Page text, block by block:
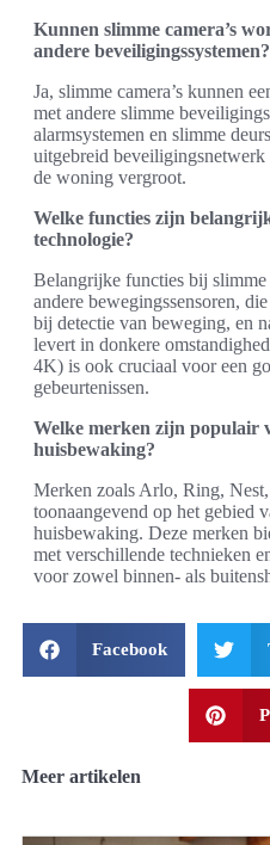
Kunnen slimme camera’s
andere beveiligingssystemen?
Ja, slimme camera’s kunnen
met andere slimme
alarmsystemen en slimme
uitgebreid
de woning vergroot.
Welke functies zijn
technologie?
Belangrijke functies bij
andere bewegingssensoren,
bij detectie van beweging, en
levert in donkere
4K) is ook cruciaal voor een
gebeurtenissen.
Welke merken zijn populair
huisbewaking?
Merken zoals Arlo, Ring,
toonaangevend op het gebied
huisbewaking. Deze merken
met verschillende technieken
voor zowel binnen- als
Facebook
Meer artikelen